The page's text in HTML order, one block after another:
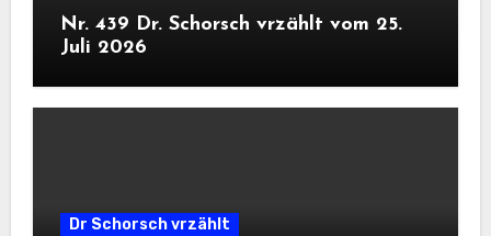
Nr. 439 Dr. Schorsch vrzählt vom 25.
Juli 2026
Dr Schorsch vrzählt